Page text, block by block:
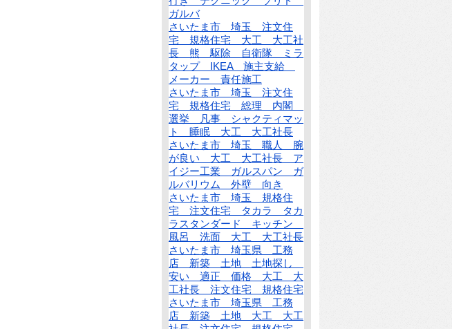
ガルバ
さいたま市 埼玉 注文住
宅 規格住宅 大工 大工社
長 熊 駆除 自衛隊 ミラ
タップ IKEA 施主支給
メーカー 責任施工
さいたま市 埼玉 注文住
宅 規格住宅 総理 内閣
選挙 凡事 シャクティマッ
ト 睡眠 大工 大工社長
さいたま市 埼玉 職人 腕
が良い 大工 大工社長 ア
イジー工業 ガルスパン ガ
ルバリウム 外壁 向き
さいたま市 埼玉 規格住
宅 注文住宅 タカラ タカ
ラスタンダード キッチン
風呂 洗面 大工 大工社長
さいたま市 埼玉県 工務
店 新築 土地 土地探し
安い 適正 価格 大工 大
工社長 注文住宅 規格住宅
さいたま市 埼玉県 工務
店 新築 土地 大工 大工